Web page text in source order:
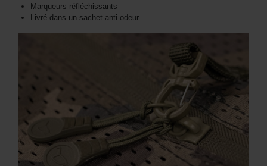
Marqueurs réfléchissants
Livré dans un sachet anti-odeur